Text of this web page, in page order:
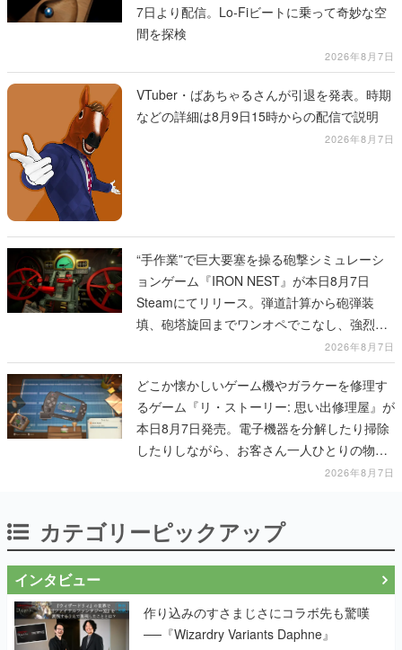
7日より配信。Lo-Fiビートに乗って奇妙な空
間を探検
2026年8月7日
VTuber・ばあちゃるさんが引退を発表。時期
などの詳細は8月9日15時からの配信で説明
2026年8月7日
“手作業”で巨大要塞を操る砲撃シミュレーシ
ョンゲーム『IRON NEST』が本日8月7日
Steamにてリリース。弾道計算から砲弾装
填、砲塔旋回までワンオペでこなし、強烈な
一撃をブチかませるロマンある作品2026年8月7日
どこか懐かしいゲーム機やガラケーを修理す
るゲーム『リ・ストーリー: 思い出修理屋』が
本日8月7日発売。電子機器を分解したり掃除
したりしながら、お客さん一人ひとりの物語
2026年8月7日
カテゴリーピックアップ
インタビュー
作り込みのすさまじさにコラボ先も驚嘆
──『Wizardry Variants Daphne』